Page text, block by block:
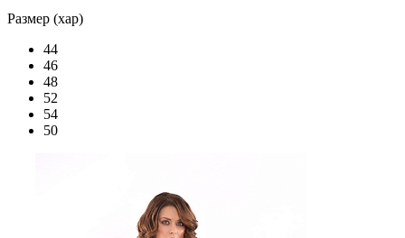
Размер (хар)
44
46
48
52
54
50